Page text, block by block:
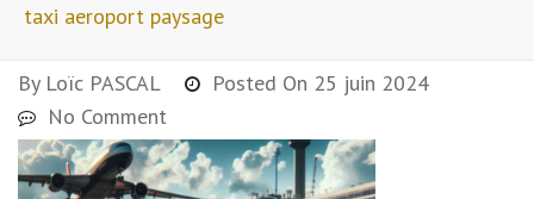
taxi aeroport paysage
By Loïc PASCAL Posted On 25 juin 2024
No Comment